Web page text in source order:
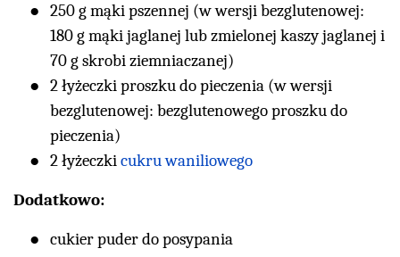
250 g mąki pszennej (w wersji bezglutenowej:
180 g mąki jaglanej lub zmielonej kaszy jaglanej i
70 g skrobi ziemniaczanej)
2 łyżeczki proszku do pieczenia (w wersji
bezglutenowej: bezglutenowego proszku do
pieczenia)
2 łyżeczkicukru waniliowego
Dodatkowo:
cukier puder do posypania